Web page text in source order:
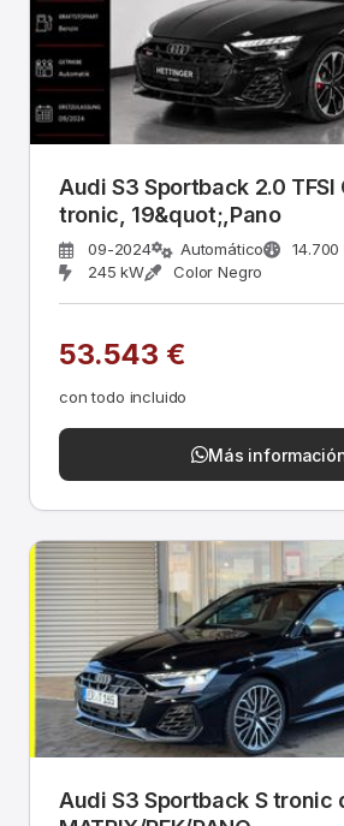
Audi S3 Sportback 2.0 TFSI
tronic, 19&quot;,Pano
09-2024 Automático 14.700
245 kW
Color Negro
53.543 €
con todo incluido
Más
Audi S3 Sportback S tronic